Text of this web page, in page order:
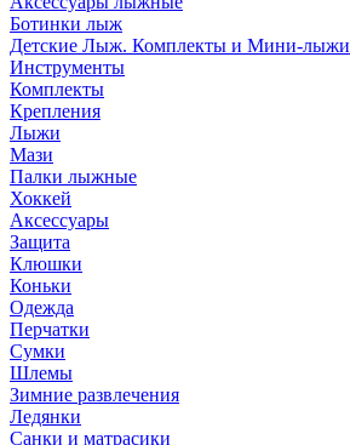
Ботинки лыж
Детские Лыж. Комплекты и Мини-лыжи
Инструменты
Комплекты
Крепления
Лыжи
Мази
Палки лыжные
Хоккей
Аксессуары
Защита
Клюшки
Коньки
Одежда
Перчатки
Сумки
Шлемы
Зимние развлечения
Ледянки
Санки и матрасики